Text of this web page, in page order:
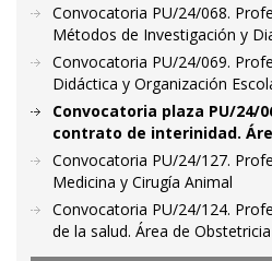
Convocatoria PU/24/068.
Métodos de Investigación y
Convocatoria PU/24/069.
Didáctica y Organización
Convocatoria plaza PU/24/
contrato de interinidad.
Convocatoria PU/24/127.
Medicina y Cirugía Animal
Convocatoria PU/24/124.
de la salud. Área de